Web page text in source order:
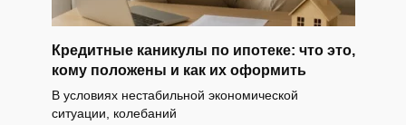
Кредитные каникулы по ипотеке: что это,
кому положены и как их оформить
В условиях нестабильной экономической
ситуации, колебаний